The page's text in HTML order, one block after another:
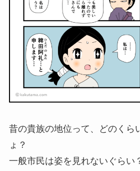
昔の貴族の地位って、どのくら
ょ？
一般市民は姿を見れないぐらい